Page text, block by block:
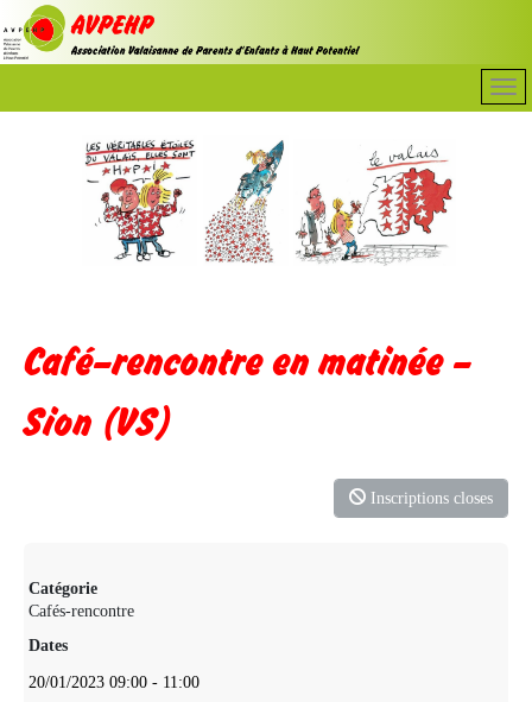
Café–rencontre en matinée –
Sion (VS)
Inscriptions closes
Catégorie
Cafés-rencontre
Dates
20/01/2023 09:00 - 11:00